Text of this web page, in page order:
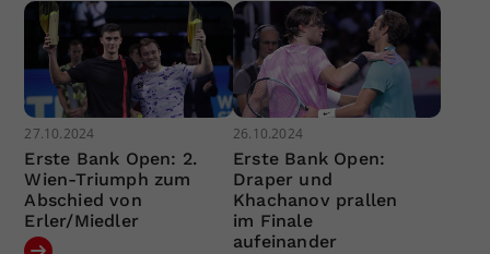
27.10.2024
Erste Bank Open: 2.
Wien-Triumph zum
Abschied von
Erler/Miedler
26.10.2024
Erste Bank Open:
Draper und
Khachanov prallen
im Finale
aufeinander